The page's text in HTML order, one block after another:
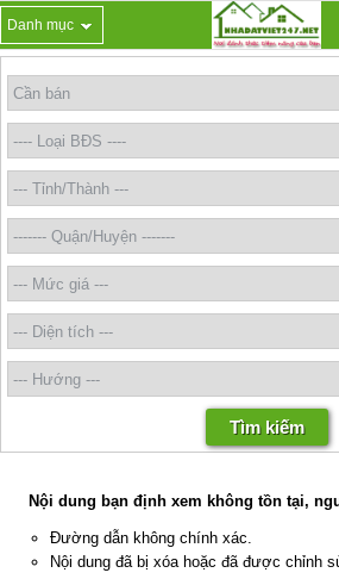
Danh mục
Nội dung bạn định xem không tồn tại,
Đường dẫn không chính xác.
Nội dung đã bị xóa hoặc đã được chỉnh